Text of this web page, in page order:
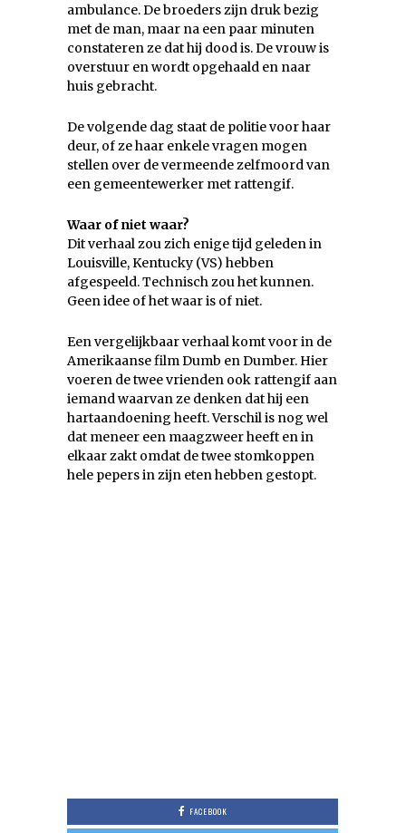
ambulance. De broeders zijn druk bezig
met de man, maar na een paar minuten
constateren ze dat hij dood is. De vrouw is
overstuur en wordt opgehaald en naar
huis gebracht.
De volgende dag staat de politie voor haar
deur, of ze haar enkele vragen mogen
stellen over de vermeende zelfmoord van
een gemeentewerker met rattengif.
Waar of niet waar?
Dit verhaal zou zich enige tijd geleden in
Louisville, Kentucky (VS) hebben
afgespeeld. Technisch zou het kunnen.
Geen idee of het waar is of niet.
Een vergelijkbaar verhaal komt voor in de
Amerikaanse film Dumb en Dumber. Hier
voeren de twee vrienden ook rattengif aan
iemand waarvan ze denken dat hij een
hartaandoening heeft. Verschil is nog wel
dat meneer een maagzweer heeft en in
elkaar zakt omdat de twee stomkoppen
hele pepers in zijn eten hebben gestopt.
FACEBOOK